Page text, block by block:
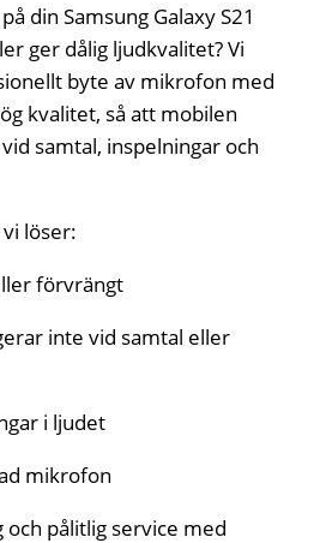
din Samsung Galaxy S21
ger dålig ljudkvalitet? Vi
byte av mikrofon med
kvalitet, så att mobilen
samtal, inspelningar och
löser:
förvrängt
inte vid samtal eller
i ljudet
mikrofon
pålitlig service med